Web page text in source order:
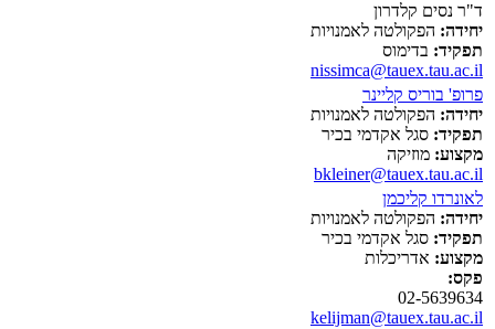
ד"ר נסים קלדרון
יחידה: הפקולטה לאמנויות
תפקיד: בדימוס
nissimca@tauex.tau.ac.il
פרופ' בוריס קליינר
יחידה: הפקולטה לאמנויות
תפקיד: סגל אקדמי בכיר
מקצוע: מוזיקה
bkleiner@tauex.tau.ac.il
לאונרדו קליכמן
יחידה: הפקולטה לאמנויות
תפקיד: סגל אקדמי בכיר
מקצוע: אדריכלות
פקס:
02-5639634
kelijman@tauex.tau.ac.il